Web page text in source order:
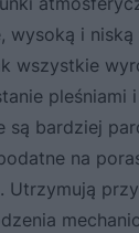
wysoką i
wszystkie
pleśniami
są bardziej
na
Utrzymują